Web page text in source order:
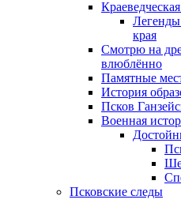
края
Смотрю на
влюблённо
Памятные
История
Псков
Военная
Псковские следы